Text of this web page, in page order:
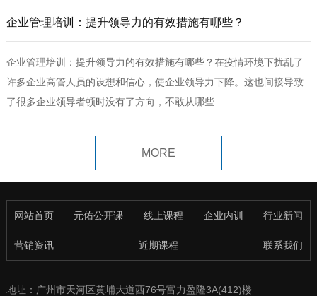
企业管理培训：提升领导力的有效措施有哪些？
企业管理培训：提升领导力的有效措施有哪些？在疫情环境下扰乱了
许多企业高管人员的设想和信心，使企业领导力下降。这也间接导致
了很多企业领导者顿时没有了方向，不敢从哪些
MORE
网站首页 元佑公开课 线上课程 企业内训 行业新闻
营销资讯 近期课程 联系我们
地址：广州市天河区黄埔大道西76号富力盈隆3A(412)楼